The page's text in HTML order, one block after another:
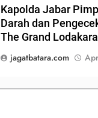
Kapolda Jabar
Darah dan
The Grand Lodakara
jagatbatara.com